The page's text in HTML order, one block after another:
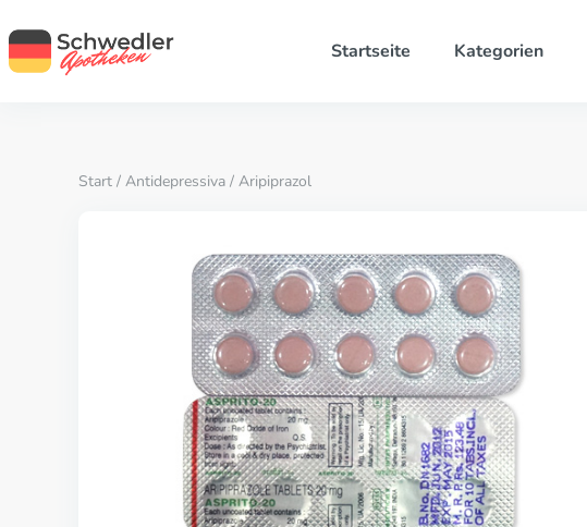
Startseite Kategorien
Start / Antidepressiva / Aripiprazol